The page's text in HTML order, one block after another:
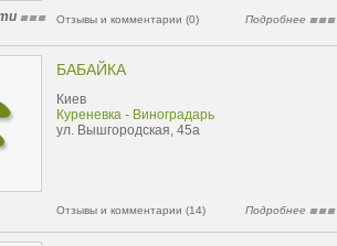
Отзывы и комментарии (0) Подробнее
БАБАЙКА
Киев
Куреневка - Виноградарь
ул. Вышгородская, 45а
Отзывы и комментарии (14) Подробнее